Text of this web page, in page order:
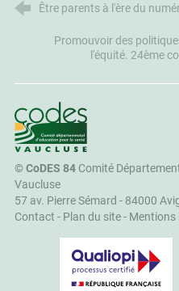
Être parents à l'ère du
Promouvoir des
l'équité. 24ème
CoDES 84
©CoDES 84Comité
Vaucluse
57 av. Pierre Sémard - 84000
Contact - Plan du site- Mentions